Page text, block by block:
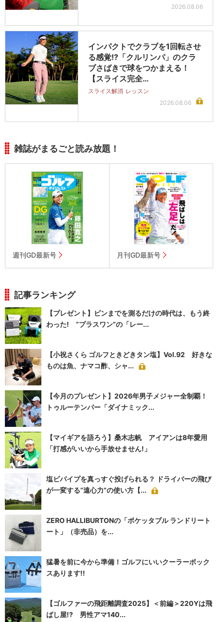
2026.08.06
インパクトでクラブを1回転させ
る感覚!?「クルリンパ」のクラ
ブさばきで球をつかまえる！
【スライス完全…
スライス解消 レッスン
2026.08.06
雑誌がまるごと読み放題！
週刊GD最新号 月刊GD最新号
記事ランキング
【プレゼント】ピンまでを測るだけの時代は、もう終
わった! “プラスワン”の「レー...
【小祝さくら ゴルフときどきタン塩】Vol.92 好きな
ものは魚、ナマコ酢、シャ...
【今月のプレゼント】2026年男子メジャー全制覇！
トゥルーテンパー「ダイナミック...
【マイギアを語ろう】桑木志帆 アイアンは8年愛用
「打感がいいから手放せません!」
塩ビパイプを真っすぐ投げられる？ ドライバーの飛び
が一変する“遠心力”の使い方【...
ZERO HALLIBURTONの「ポケッタブル ランドリート
ート」（非売品）を...
猛暑を前に今から準備！ゴルフにいいクーラーボック
スあります!!
【ゴルファーの飛距離調査2025】＜前編＞220Yは飛
ばし屋!? 男性アマ140...